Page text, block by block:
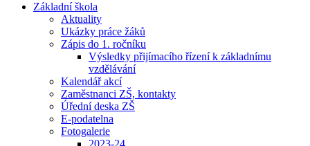
Základní škola
Aktuality
Ukázky práce žáků
Zápis do 1. ročníku
Výsledky přijímacího řízení k základnímu
vzdělávání
Kalendář akcí
Zaměstnanci ZŠ, kontakty
Úřední deska ZŠ
E-podatelna
Fotogalerie
2023-24